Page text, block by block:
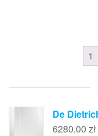
1
De
6280,00 zł